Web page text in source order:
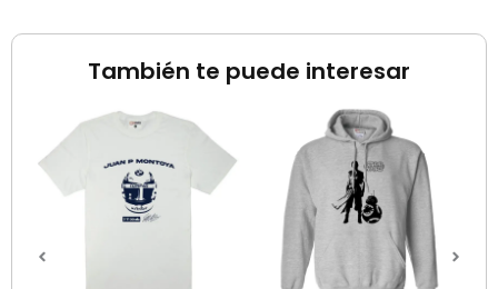
También te puede interesar